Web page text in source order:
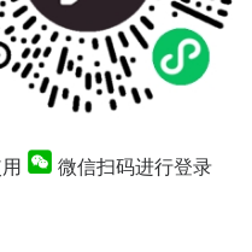
微信扫码进行登录